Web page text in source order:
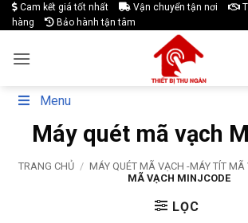
Skip
to
Cam kết giá tốt nhất Vận chuyển tận nơi
hàng
Bảo hành tận tâm
Menu
Máy quét mã vạch
TRANG CHỦ / MÁY QUÉT MÃ VẠCH -MÁY TÍT MÃ
MÃ VẠCH MINJCODE
LỌC